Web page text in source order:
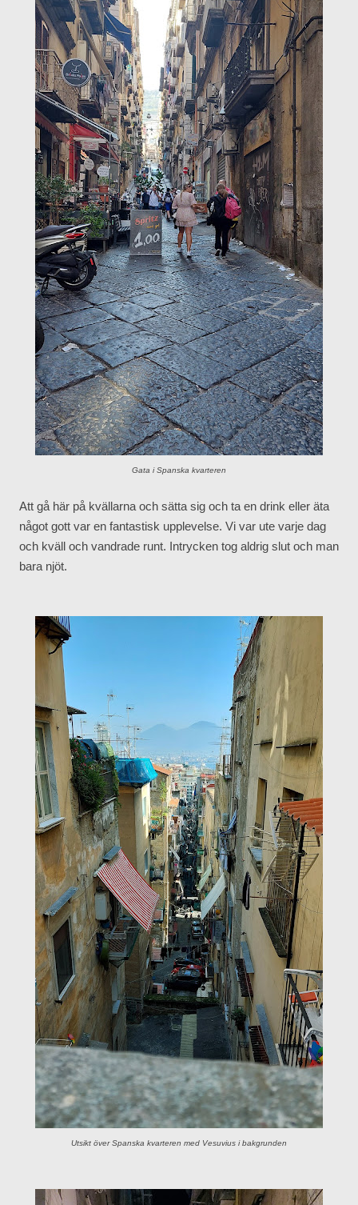
Gata i Spanska kvarteren
Att gå här på kvällarna och sätta sig och ta en drink eller äta
något gott var en fantastisk upplevelse. Vi var ute varje dag
och kväll och vandrade runt. Intrycken tog aldrig slut och man
bara njöt.
Utsikt över Spanska kvarteren med Vesuvius i bakgrunden